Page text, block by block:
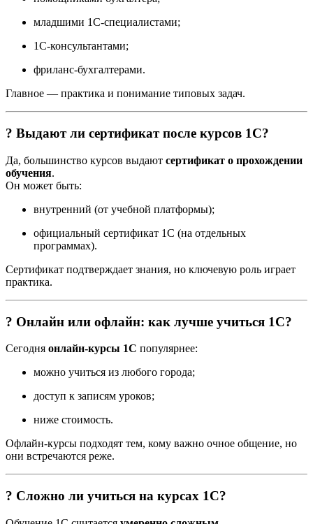
младшими 1С-специалистами;
1С-консультантами;
фриланс-бухгалтерами.
Главное — практика и понимание типовых задач.
? Выдают ли сертификат после курсов 1С?
Да, большинство курсов выдают сертификат о прохождении
обучения.
Он может быть:
внутренний (от учебной платформы);
официальный сертификат 1С (на отдельных
программах).
Сертификат подтверждает знания, но ключевую роль играет
практика.
? Онлайн или офлайн: как лучше учиться 1С?
Сегодня онлайн-курсы 1С популярнее:
можно учиться из любого города;
доступ к записям уроков;
ниже стоимость.
Офлайн-курсы подходят тем, кому важно очное общение, но
они встречаются реже.
? Сложно ли учиться на курсах 1С?